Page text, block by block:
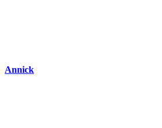
Annick